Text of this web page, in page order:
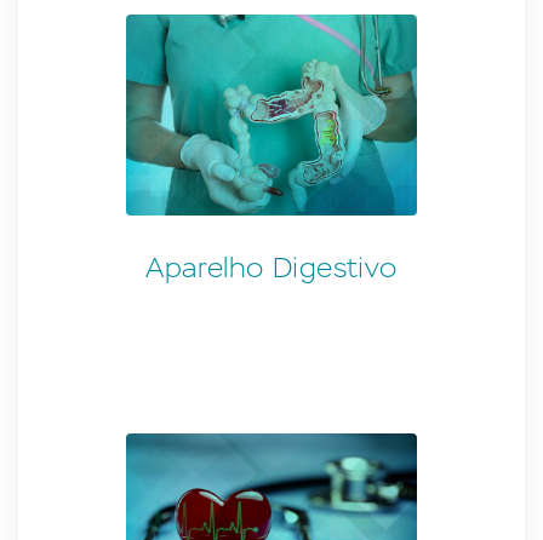
Aparelho Digestivo